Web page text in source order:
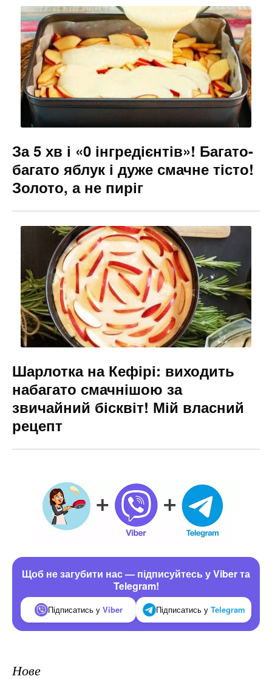
За 5 хв і «0 інгредієнтів»! Багато-
багато яблук і дуже смачне тісто!
Золото, а не пиріг
Шарлотка на Кефірі: виходить
набагато смачнішою за
звичайний бісквіт! Мій власний
рецепт
Щоб не загубити нас — підписуйтесь у Viber та
Telegram!
Підписатись у Viber Підписатись у Telegram
Нове